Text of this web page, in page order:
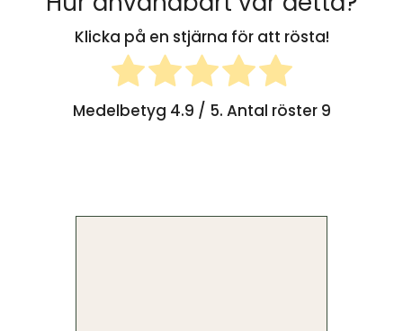
Klicka på en stjärna för att rösta!
Medelbetyg 4.9 / 5. Antal röster 9